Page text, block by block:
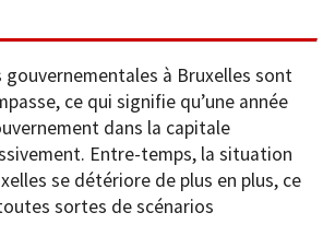
gouvernementales à Bruxelles sont
ce qui signifie qu’une année
dans la capitale
Entre-temps, la situation
se détériore de plus en plus, ce
sortes de scénarios